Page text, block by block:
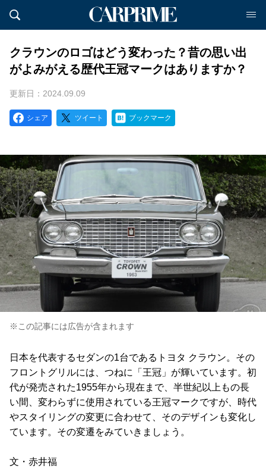
クラウンのロゴはどう変わった？昔の思い出
がよみがえる歴代王冠マークはありますか？
更新日：2024.09.09
シェア ツイート ブックマーク
※この記事には広告が含まれます
日本を代表するセダンの1台であるトヨタ クラウン。その
フロントグリルには、つねに「王冠」が輝いています。初
代が発売された1955年から現在まで、半世紀以上もの長
い間、変わらずに使用されている王冠マークですが、時代
やスタイリングの変更に合わせて、そのデザインも変化し
ています。その変遷をみていきましょう。
文・赤井福